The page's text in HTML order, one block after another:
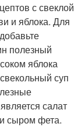
с свеклой
и яблока. Для
полезный
яблока
суп
салат
сыром фета.